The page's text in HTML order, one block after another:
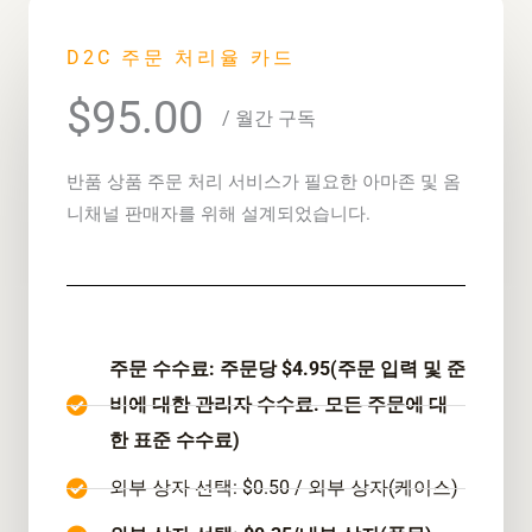
D2C 주문 처리율 카드
$95.00 / 월간 구독
반품 상품 주문 처리 서비스가 필요한 아마존 및 옴
니채널 판매자를 위해 설계되었습니다.
주문 수수료: 주문당 $4.95(주문 입력 및 준
비에 대한 관리자 수수료. 모든 주문에 대
한 표준 수수료)
외부 상자 선택: $0.50 / 외부 상자(케이스)